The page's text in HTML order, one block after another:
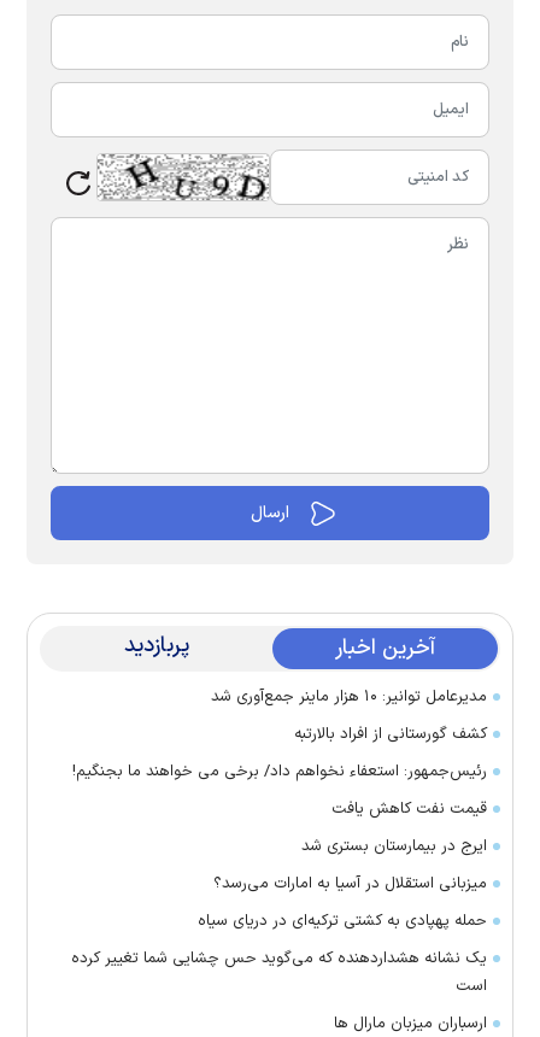
آخرین اخبار پربازدید
مدیرعامل توانیر: ۱۰ هزار ماینر جمع‌آوری شد
کشف گورستانی از افراد بالارتبه
رئیس‌جمهور: استعفاء نخواهم داد/ برخی می خواهند ما بجنگیم!
قیمت نفت کاهش یافت
ایرج در بیمارستان بستری شد
میزبانی استقلال در آسیا به امارات می‌رسد؟
حمله پهپادی به کشتی ترکیه‌ای در دریای سیاه
یک نشانه هشداردهنده که می‌گوید حس چشایی شما تغییر کرده
است
ارسباران میزبان مارال ها